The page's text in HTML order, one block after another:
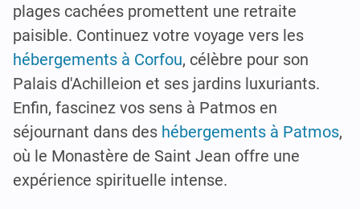
plages cachées promettent une retraite
paisible. Continuez votre voyage vers les
hébergements à Corfou, célèbre pour son
Palais d'Achilleion et ses jardins luxuriants.
Enfin, fascinez vos sens à Patmos en
séjournant dans des hébergements à Patmos,
où le Monastère de Saint Jean offre une
expérience spirituelle intense.